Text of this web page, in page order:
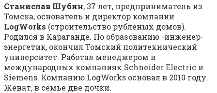
Станислав Шубин, 37 лет, предприниматель из
Томска, основатель и директор компании
LogWorks (строительство рубленых домов).
Родился в Караганде. По образованию -инженер-
энергетик, окончил Томский политехнический
университет. Работал менеджером в
международных компаниях Schneider Electric и
Siemens. Компанию LogWorks основал в 2010 году.
Женат, в семье две дочки.